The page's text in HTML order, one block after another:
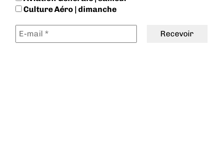
Culture Aéro | dimanche